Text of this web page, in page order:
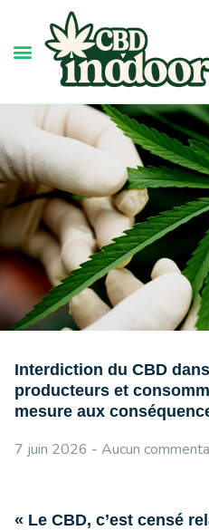
Interdiction du CBD
producteurs et
mesure aux
7 juin 2026 Aucun
« Le CBD, c’est censé